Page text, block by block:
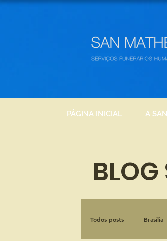
PÁGINA INICIAL A
Todos posts Brasília